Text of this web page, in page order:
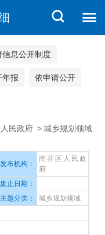
信息公开制度
年报 依申请公开
民政府 > 城乡规划领域
发布机构：
南芬区人民政
府
废止日期：
主题分类：
城乡规划领域